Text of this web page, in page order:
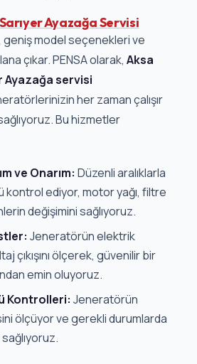
Ayazağa Servisi
model seçenekleri ve
çıkar. PENSA olarak, Aksa
Ayazağa servisi
her zaman çalışır
Bu hizmetler
ve Onarım: Düzenli aralıklarla
ediyor, motor yağı, filtre
değişimini sağlıyoruz.
Jeneratörün elektrik
çıkışını ölçerek, güvenilir bir
emin oluyoruz.
Kontrolleri: Jeneratörün
ölçüyor ve gerekli durumlarda